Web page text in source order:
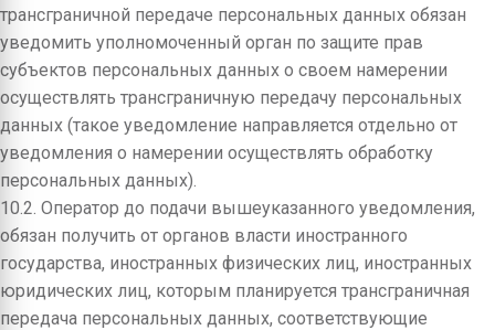
трансграничной передаче персональных данных обязан
уведомить уполномоченный орган по защите прав
субъектов персональных данных о своем намерении
осуществлять трансграничную передачу персональных
данных (такое уведомление направляется отдельно от
уведомления о намерении осуществлять обработку
персональных данных).
10.2. Оператор до подачи вышеуказанного уведомления,
обязан получить от органов власти иностранного
государства, иностранных физических лиц, иностранных
юридических лиц, которым планируется трансграничная
передача персональных данных, соответствующие